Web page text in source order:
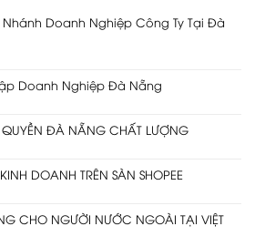
Doanh Nghiệp Công Ty Tại Đà
Doanh Nghiệp Đà Nẵng
ĐÀ NẴNG CHẤT LƯỢNG
DOANH TRÊN SÀN SHOPEE
CHO NGƯỜI NƯỚC NGOÀI TẠI VIỆT